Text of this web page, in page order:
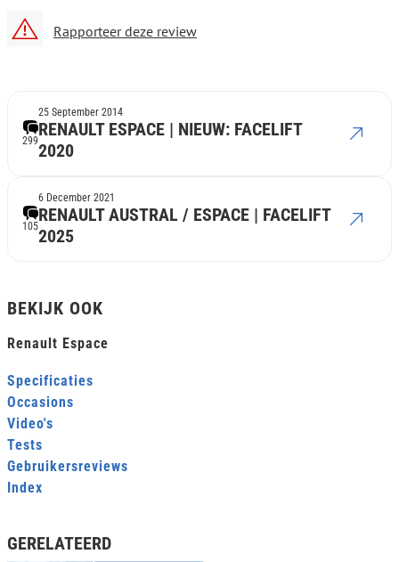
Rapporteer deze review
299
RENAULT ESPACE | NIEUW: FACELIFT
2020
25 September 2014
105
RENAULT AUSTRAL / ESPACE | FACELIFT
2025
6 December 2021
BEKIJK OOK
Renault Espace
Specificaties
Occasions
Video's
Tests
Gebruikersreviews
Index
GERELATEERD